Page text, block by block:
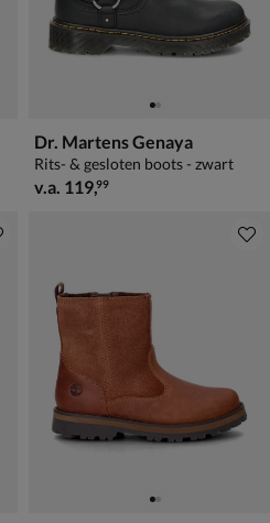
Dr. Martens Genaya
Rits- & gesloten boots - zwart
vanaf € 119,99
v.a. 119,99